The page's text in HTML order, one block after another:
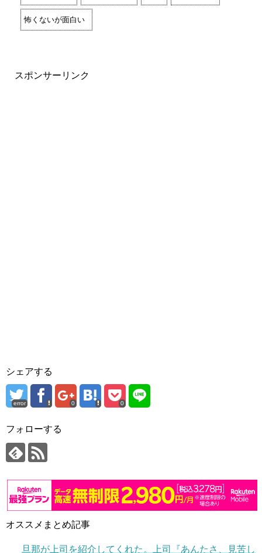
怖くないが面白い
スポンサーリンク
シェアする
error 0 0
フォローする
オススメまとめ記事
旦那が上司を紹介してくれた。上司『あんたさ、見苦し